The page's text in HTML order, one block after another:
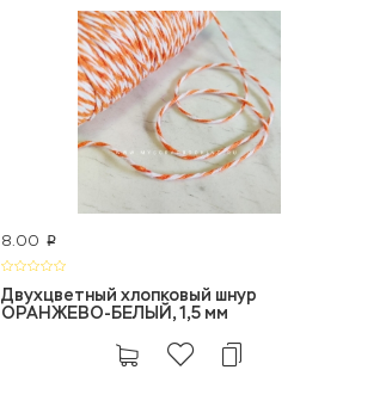
8.00 p
Двухцветный хлопковый шнур
ОРАНЖЕВО-БЕЛЫЙ, 1,5 мм